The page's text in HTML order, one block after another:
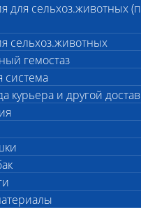
для сельхоз.животных
сельхоз.животных
гемостаз
система
курьера и другой
1 050p 1 350p да
910p 1 160p да
800p 1 000p да